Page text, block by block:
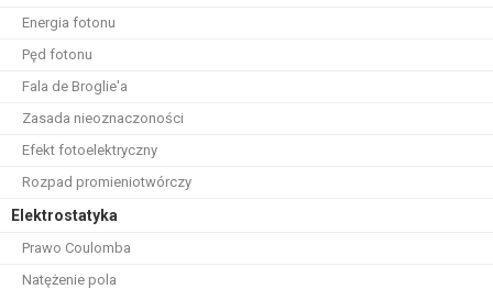
Energia fotonu
Pęd fotonu
Fala de Broglie'a
Zasada nieoznaczoności
Efekt fotoelektryczny
Rozpad promieniotwórczy
Elektrostatyka
Prawo Coulomba
Natężenie pola